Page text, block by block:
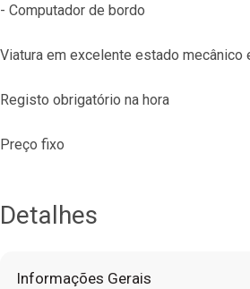
- Computador de bordo
Viatura em excelente estado mecânico
Registo obrigatório na hora
Preço fixo
Detalhes
Informações Gerais